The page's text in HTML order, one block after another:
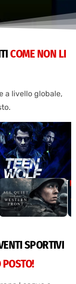
COME NON LI
a livello globale,
SPORTIVI